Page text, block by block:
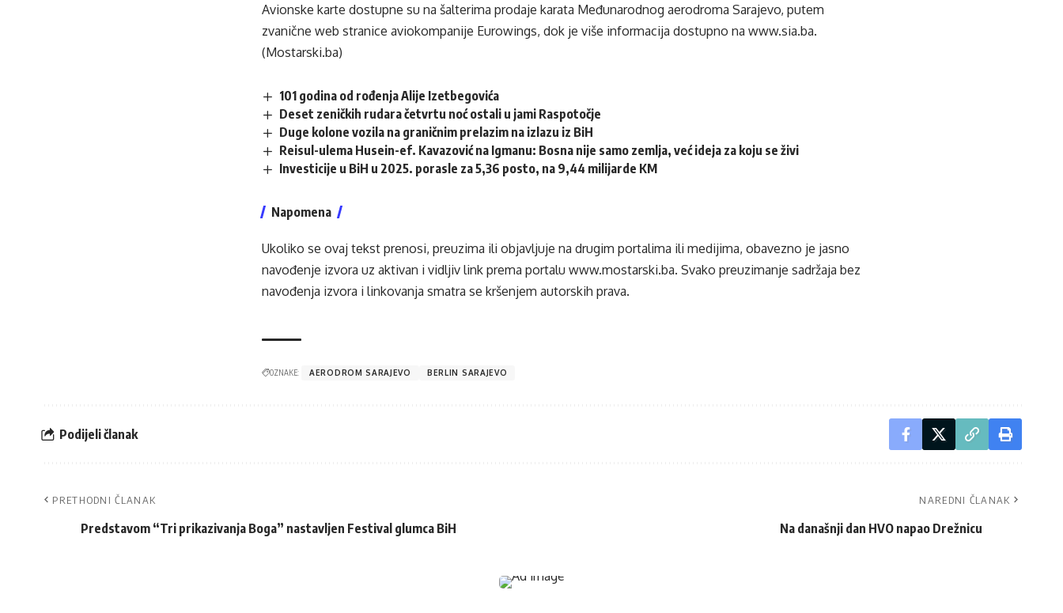
Avionske karte dostupne su na šalterima prodaje karata Međunarodnog aerodroma Sarajevo, putem
zvanične web stranice aviokompanije Eurowings, dok je više informacija dostupno na www.sia.ba.
(Mostarski.ba)
101 godina od rođenja Alije Izetbegovića
Deset zeničkih rudara četvrtu noć ostali u jami Raspotočje
Duge kolone vozila na graničnim prelazim na izlazu iz BiH
Reisul-ulema Husein-ef. Kavazović na Igmanu: Bosna nije samo zemlja, već ideja za koju se živi
Investicije u BiH u 2025. porasle za 5,36 posto, na 9,44 milijarde KM
Napomena
Ukoliko se ovaj tekst prenosi, preuzima ili objavljuje na drugim portalima ili medijima, obavezno je jasno
navođenje izvora uz aktivan i vidljiv link prema portalu www.mostarski.ba. Svako preuzimanje sadržaja bez
navođenja izvora i linkovanja smatra se kršenjem autorskih prava.
OZNAKE: AERODROM SARAJEVO BERLIN SARAJEVO
Podijeli članak
PRETHODNI ČLANAK
Predstavom “Tri prikazivanja Boga” nastavljen Festival glumca BiH
NAREDNI ČLANAK
Na današnji dan HVO napao Drežnicu